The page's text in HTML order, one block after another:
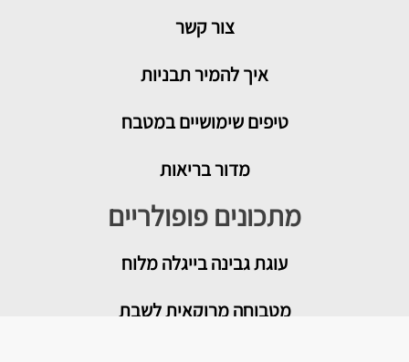
צור קשר
איך להמיר תבניות
טיפים שימושיים במטבח
מדור בריאות
מתכונים פופולריים
עוגת גבינה בייגלה מלוח
מטבוחה מרוקאית לשבת